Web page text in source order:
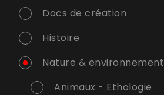
Docs de création
Histoire
Nature & environnement
Animaux - Ethologie